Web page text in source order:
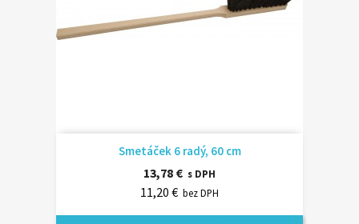
Smetáček 6 radý, 60 cm
13,78 € s DPH
11,20 € bez DPH